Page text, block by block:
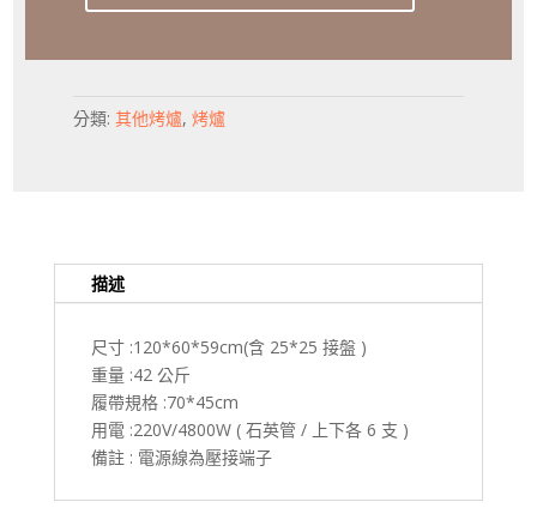
分類:其他烤爐,烤爐
描述
尺寸 :120*60*59cm(含 25*25 接盤 )
重量 :42 公斤
履帶規格 :70*45cm
用電 :220V/4800W ( 石英管 / 上下各 6 支 )
備註 : 電源線為壓接端子